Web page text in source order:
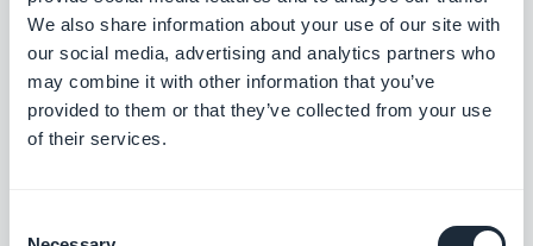
We also share information about your use of our site with
our social media, advertising and analytics partners who
may combine it with other information that you’ve
provided to them or that they’ve collected from your use
of their services.
Nom de domaine personnalisé
Renforcez l'identité de votre marque avec
un domaine unique pour votre Progressive
Web App
Gratuit